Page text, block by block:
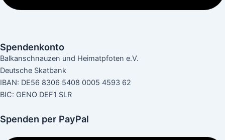
Spendenkonto
Balkanschnauzen und Heimatpfoten e.V.
Deutsche Skatbank
IBAN: DE56 8306 5408 0005 4593 62
BIC: GENO DEF1 SLR
Spenden per PayPal